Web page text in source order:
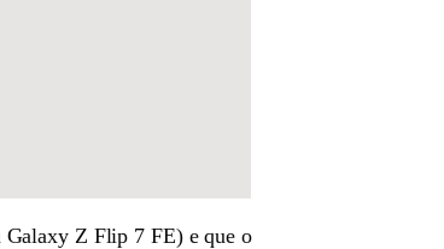
Galaxy Z Flip 7 FE) e que o